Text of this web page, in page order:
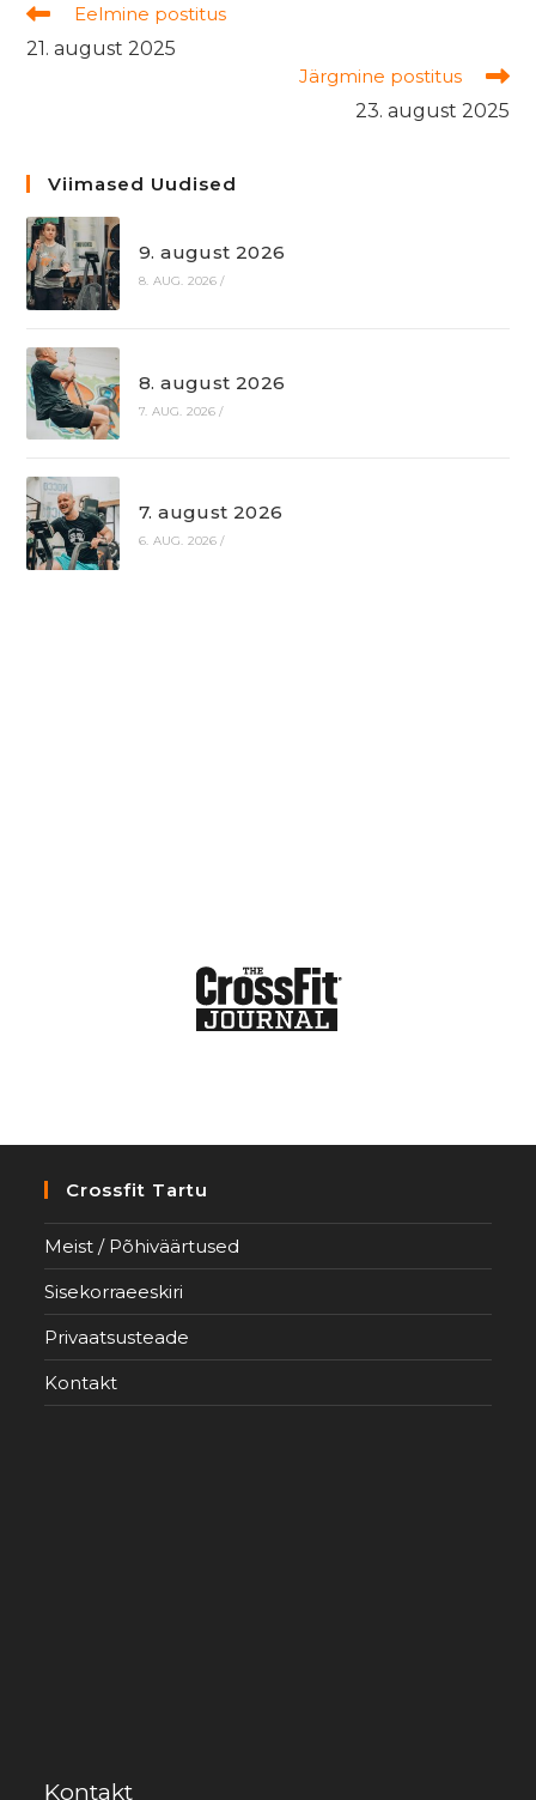
Read
articles
Eelmine postitus
21. august 2025
Järgmine postitus
23. august 2025
Viimased Uudised
9. august 2026
8. AUG. 2026 /
8. august 2026
7. AUG. 2026 /
7. august 2026
6. AUG. 2026 /
Crossfit Tartu
Meist / Põhiväärtused
Sisekorraeeskiri
Privaatsusteade
Kontakt
Kontakt